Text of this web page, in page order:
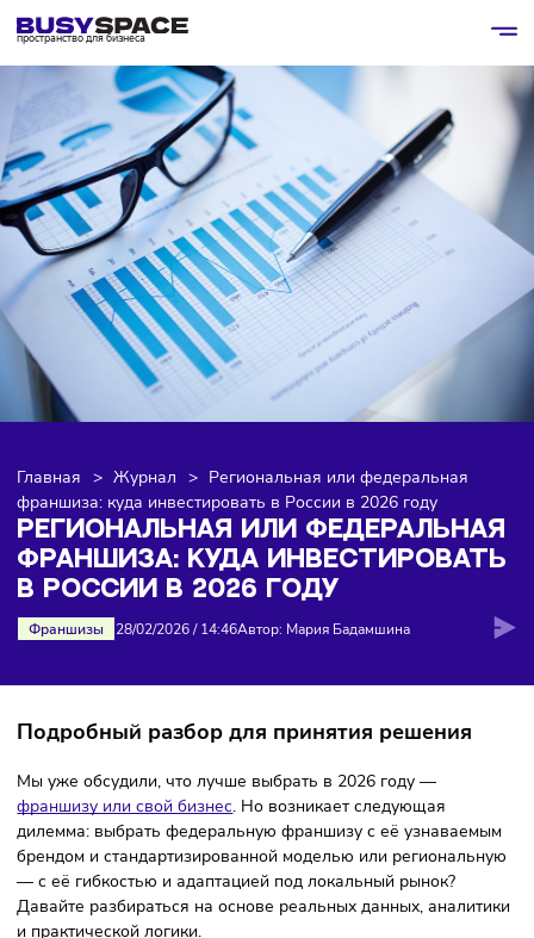
пространство для бизнеса
Главная > Журнал >
Региональная или федеральная
франшиза: куда инвестировать в России в 2026 году
РЕГИОНАЛЬНАЯ ИЛИ
ФРАНШИЗА: КУДА
Подробный разбор для принятия решения
Мы уже обсудили, что лучше выбрать в 2026 году —
франшизу или свой бизнес. Но возникает следующая
дилемма: выбрать федеральную франшизу с её